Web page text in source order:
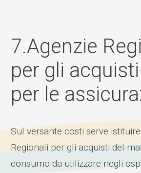
7.Agenzie
per gli
per le
Sul versante costi serve
Regionali per gli acquisti del
consumo da utilizzare negli